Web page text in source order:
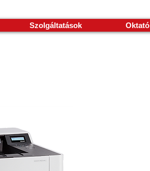
Szolgáltatások